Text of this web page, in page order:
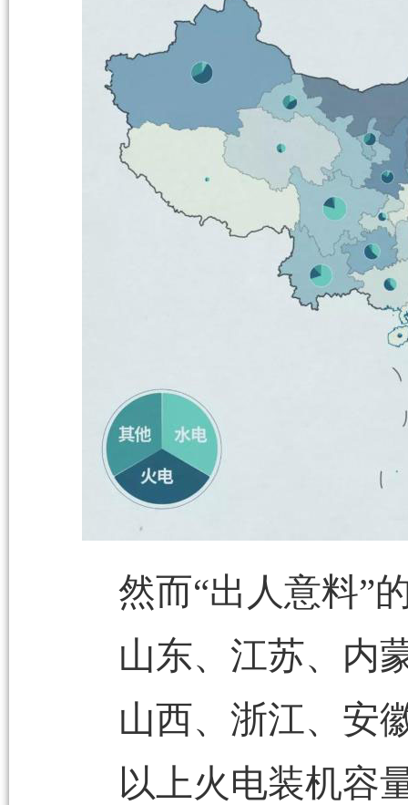
然而“出人意料”
山东、江苏、内
山西、浙江、安
以上火电装机容